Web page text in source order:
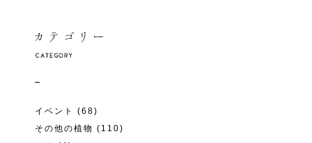
イベント
(68)
その他の植物 (110)